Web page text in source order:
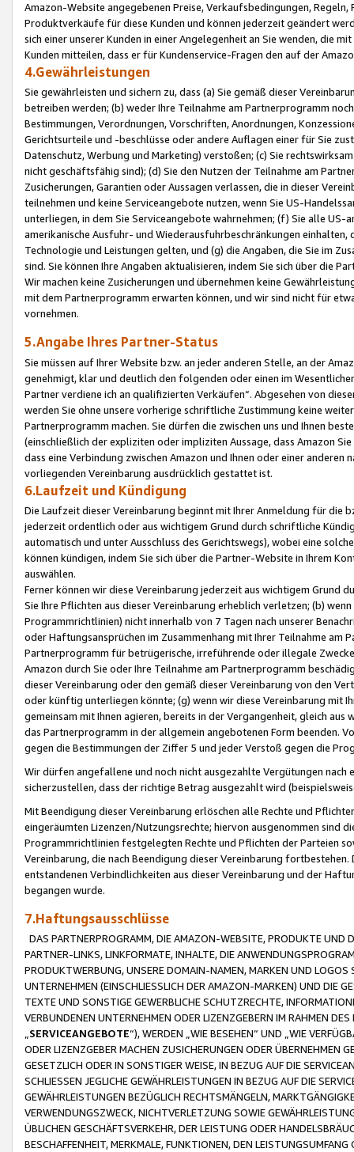
Amazon-Website angegebenen Preise, Verkaufsbedingungen,
Produktverkäufe für diese Kunden und können jederzeit geändert
sich einer unserer Kunden in einer Angelegenheit an Sie wenden, die
Kunden mitteilen, dass er für Kundenservice-Fragen den auf der
4.Gewährleistungen
Sie gewährleisten und sichern zu, dass (a) Sie gemäß dieser
betreiben werden; (b) weder Ihre Teilnahme am Partnerprogramm
Bestimmungen, Verordnungen, Vorschriften, Anordnungen,
Gerichtsurteile und -beschlüsse oder andere Auflagen einer für Sie
Datenschutz, Werbung und Marketing) verstoßen; (c) Sie
nicht geschäftsfähig sind); (d) Sie den Nutzen der Teilnahme am
Zusicherungen, Garantien oder Aussagen verlassen, die in dieser
teilnehmen und keine Serviceangebote nutzen, wenn Sie US-
unterliegen, in dem Sie Serviceangebote wahrnehmen; (f) Sie alle
amerikanische Ausfuhr- und Wiederausfuhrbeschränkungen
Technologie und Leistungen gelten, und (g) die Angaben, die Sie im
sind. Sie können Ihre Angaben aktualisieren, indem Sie sich über die
Wir machen keine Zusicherungen und übernehmen keine
mit dem Partnerprogramm erwarten können, und wir sind nicht für
vornehmen.
5.Angabe Ihres Partner-Status
Sie müssen auf Ihrer Website bzw. an jeder anderen Stelle, an der
genehmigt, klar und deutlich den folgenden oder einen im
Partner verdiene ich an qualifizierten Verkäufen“. Abgesehen von
werden Sie ohne unsere vorherige schriftliche Zustimmung keine
Partnerprogramm machen. Sie dürfen die zwischen uns und Ihnen
(einschließlich der expliziten oder impliziten Aussage, dass Amazon
dass eine Verbindung zwischen Amazon und Ihnen oder einer
vorliegenden Vereinbarung ausdrücklich gestattet ist.
6.Laufzeit und Kündigung
Die Laufzeit dieser Vereinbarung beginnt mit Ihrer Anmeldung für die
jederzeit ordentlich oder aus wichtigem Grund durch schriftliche
automatisch und unter Ausschluss des Gerichtswegs), wobei eine
können kündigen, indem Sie sich über die Partner-Website in Ihrem
auswählen.
Ferner können wir diese Vereinbarung jederzeit aus wichtigem Grund
Sie Ihre Pflichten aus dieser Vereinbarung erheblich verletzen; (b)
Programmrichtlinien) nicht innerhalb von 7 Tagen nach unserer
oder Haftungsansprüchen im Zusammenhang mit Ihrer Teilnahme am
Partnerprogramm für betrügerische, irreführende oder illegale
Amazon durch Sie oder Ihre Teilnahme am Partnerprogramm
dieser Vereinbarung oder den gemäß dieser Vereinbarung von den
oder künftig unterliegen könnte; (g) wenn wir diese Vereinbarung mit
gemeinsam mit Ihnen agieren, bereits in der Vergangenheit, gleich
das Partnerprogramm in der allgemein angebotenen Form beenden.
gegen die Bestimmungen der Ziffer 5 und jeder Verstoß gegen die
Wir dürfen angefallene und noch nicht ausgezahlte Vergütungen
sicherzustellen, dass der richtige Betrag ausgezahlt wird
Mit Beendigung dieser Vereinbarung erlöschen alle Rechte und
eingeräumten Lizenzen/Nutzungsrechte; hiervon ausgenommen sind
Programmrichtlinien festgelegten Rechte und Pflichten der Parteien
Vereinbarung, die nach Beendigung dieser Vereinbarung
entstandenen Verbindlichkeiten aus dieser Vereinbarung und der
begangen wurde.
7.Haftungsausschlüsse
DAS PARTNERPROGRAMM, DIE AMAZON-WEBSITE, PRODUKTE UND
PARTNER-LINKS, LINKFORMATE, INHALTE, DIE
PRODUKTWERBUNG, UNSERE DOMAIN-NAMEN, MARKEN UND
UNTERNEHMEN (EINSCHLIESSLICH DER AMAZON-MARKEN) UND DIE
TEXTE UND SONSTIGE GEWERBLICHE SCHUTZRECHTE,
VERBUNDENEN UNTERNEHMEN ODER LIZENZGEBERN IM RAHMEN
SERVICEANGEBOTE“), WERDEN „WIE BESEHEN“ UND „WIE
ODER LIZENZGEBER MACHEN ZUSICHERUNGEN ODER ÜBERNEHMEN
GESETZLICH ODER IN SONSTIGER WEISE, IN BEZUG AUF DIE
SCHLIESSEN JEGLICHE GEWÄHRLEISTUNGEN IN BEZUG AUF DIE
GEWÄHRLEISTUNGEN BEZÜGLICH RECHTSMÄNGELN,
VERWENDUNGSZWECK, NICHTVERLETZUNG SOWIE
ÜBLICHEN GESCHÄFTSVERKEHR, DER LEISTUNG ODER
BESCHAFFENHEIT, MERKMALE, FUNKTIONEN, DEN